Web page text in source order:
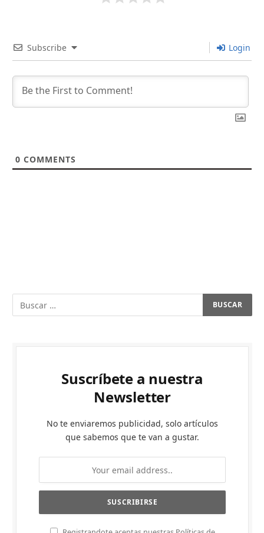
Subscribe Login
0 COMMENTS
Suscríbete a nuestra
Newsletter
No te enviaremos publicidad, solo artículos
que sabemos que te van a gustar.